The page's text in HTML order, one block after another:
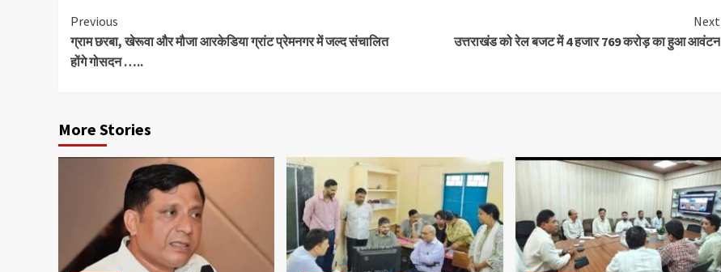
Continue
Reading
Previous
ग्राम छरबा, खेरूवा और मौजा आरकेडिया ग्रांट प्रेमनगर में जल्द संचालित
होंगे गोसदन …..
Next
उत्तराखंड को रेल बजट में 4 हजार 769 करोड़ का हुआ आवंटन
More Stories